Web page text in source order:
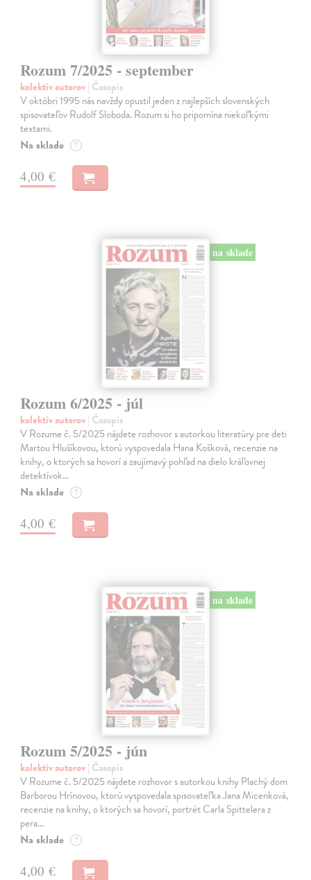
Rozum 7/2025 - september
kolektív autorov| Časopis
V októbri 1995 nás navždy opustil jeden z najlepších slovenských
spisovateľov Rudolf Sloboda. Rozum si ho pripomína niekoľkými
textami.
Na sklade ?
4,00 €
na sklade
Rozum 6/2025 - júl
kolektív autorov| Časopis
V Rozume č. 5/2025 nájdete rozhovor s autorkou literatúry pre deti
Martou Hlušíkovou, ktorú vyspovedala Hana Košková, recenzie na
knihy, o ktorých sa hovorí a zaujímavý pohľad na dielo kráľovnej
detektívok…
Na sklade ?
4,00 €
na sklade
Rozum 5/2025 - jún
kolektív autorov| Časopis
V Rozume č. 5/2025 nájdete rozhovor s autorkou knihy Plachý dom
Barborou Hrínovou, ktorú vyspovedala spisovateľka Jana Micenková,
recenzie na knihy, o ktorých sa hovorí, portrét Carla Spittelera z
pera…
Na sklade ?
4,00 €